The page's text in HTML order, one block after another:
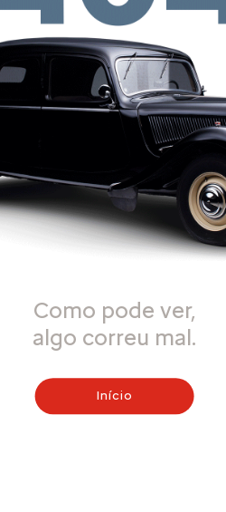
Como pode ver,
algo correu mal.
Início